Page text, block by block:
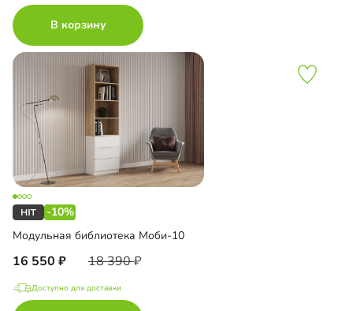
В корзину
-10%
Модульная библиотека Моби-10
16 550 18 390
Доступно для доставки